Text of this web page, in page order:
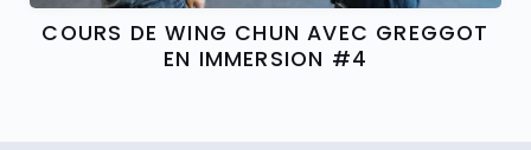
COURS DE WING CHUN AVEC GREGGOT
EN IMMERSION #4